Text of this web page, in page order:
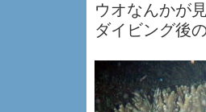
ウオなんかが
ダイビング後